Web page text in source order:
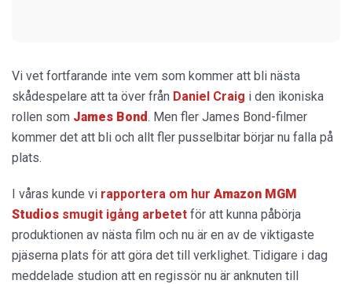
Vi vet fortfarande inte vem som kommer att bli nästa
skådespelare att ta över från Daniel Craig i den ikoniska
rollen som James Bond. Men fler James Bond-filmer
kommer det att bli och allt fler pusselbitar börjar nu falla på
plats.
I våras kunde vi rapportera om hur Amazon MGM
Studios smugit igång arbetet för att kunna påbörja
produktionen av nästa film och nu är en av de viktigaste
pjäserna plats för att göra det till verklighet. Tidigare i dag
meddelade studion att en regissör nu är anknuten till